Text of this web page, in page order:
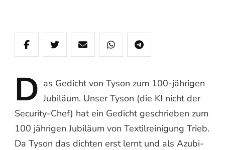
D as Gedicht von Tyson zum 100-jährigen
Jubiläum. Unser Tyson (die KI nicht der
Security-Chef) hat ein Gedicht geschrieben zum
100 jährigen Jubiläum von Textilreinigung Trieb.
Da Tyson das dichten erst lernt und als Azubi-